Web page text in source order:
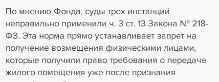
По мнению Фонда, суды трех инстанций
неправильно применили ч. 3 ст. 13 Закона № 218-
ФЗ. Эта норма прямо устанавливает запрет на
получение возмещения физическими лицами,
которые получили право требования о передаче
жилого помещения уже после признания